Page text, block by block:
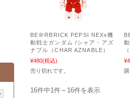
BE＠RBRICK PEPSI NEXx機
動戦士ガンダム /シャア・アズ
ナブル（CHAR AZNABLE）
¥480(税込)
売り切れです。
16件中1件～16件を表示